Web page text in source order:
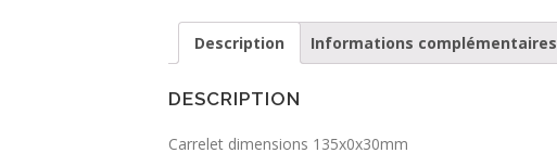
Description Informations complémentaires
DESCRIPTION
Carrelet dimensions 135x0x30mm